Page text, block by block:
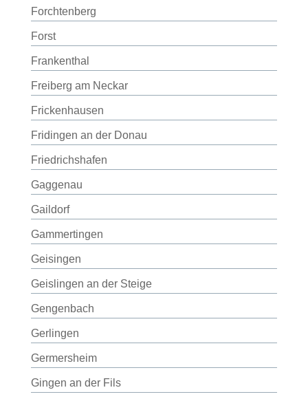
Forchtenberg
Forst
Frankenthal
Freiberg am Neckar
Frickenhausen
Fridingen an der Donau
Friedrichshafen
Gaggenau
Gaildorf
Gammertingen
Geisingen
Geislingen an der Steige
Gengenbach
Gerlingen
Germersheim
Gingen an der Fils